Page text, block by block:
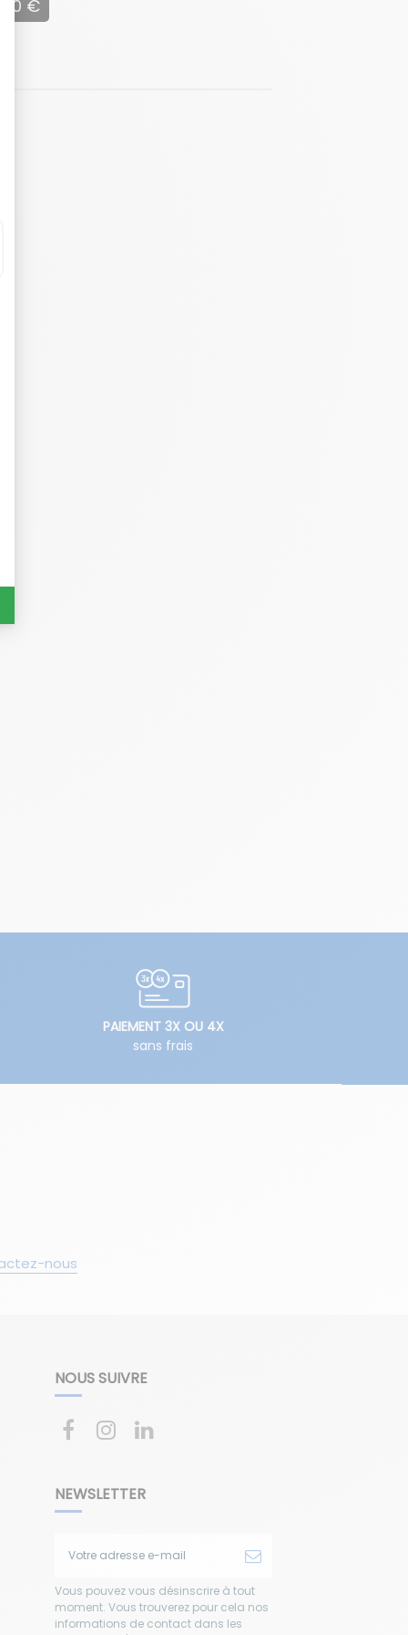
€
nous
PAIEMENT 3X OU 4X
sans frais
NOUS SUIVRE
NEWSLETTER
Vous pouvez vous désinscrire à tout
moment. Vous trouverez pour cela nos
informations de contact dans les